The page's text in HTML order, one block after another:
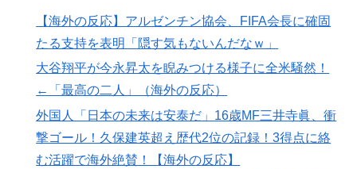
ちら…」→「快適そうでめちゃくちゃ羨ましい…（ﾌﾞﾙ
ﾌﾞﾙ」＝韓国の反応
▶ 海外「日本人はなんて気高いんだ！」 英高級紙も驚愕
した極限の中の日本人の姿に世界が衝撃
▶ 外国人「使い捨てだ」FIFA会長、辞任危機でトランプ政
権に泣き付くも無視されて海外失笑！【海外の反応】
▶ 【海外の反応】冨安健洋がクリスタル・パレス加入へ
【海外の反応】アルゼンチン協会、FIFA会長に確固
たる支持を表明「隠す気もないんだなｗ」
大谷翔平が今永昇太を睨みつける様子に全米騒然！
←「最高の二人」（海外の反応）
外国人「日本の未来は安泰だ」16歳MF三井寺眞、衝
撃ゴール！久保建英超え歴代2位の記録！3得点に絡
む活躍で海外絶賛！【海外の反応】